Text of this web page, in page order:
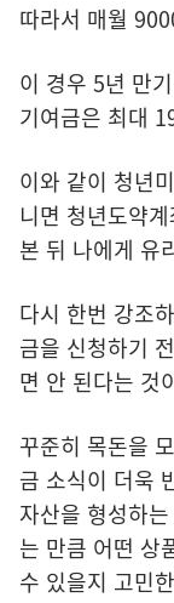
따라서 매월
이 경우 5년 만
기여금은 최대
이와 같이 청년
니면 청년도약
본 뒤 나에게 유
다시 한번 강조
금을 신청하기
면 안 된다는 것
꾸준히 목돈을
금 소식이 더욱
자산을 형성하
는 만큼 어떤 상
수 있을지 고민